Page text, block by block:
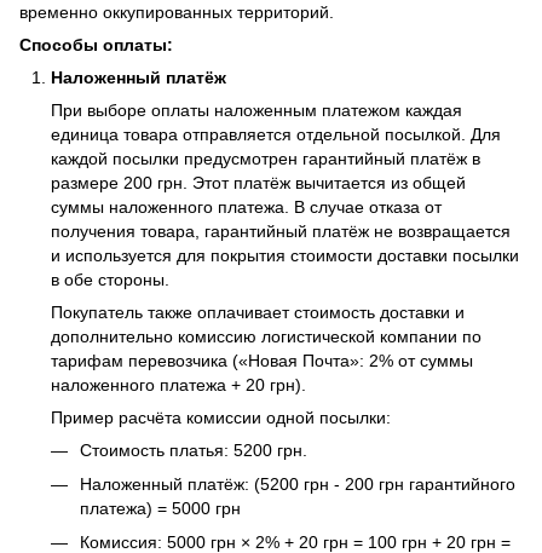
временно оккупированных территорий.
Способы оплаты:
Наложенный платёж
При выборе оплаты наложенным платежом каждая
единица товара отправляется отдельной посылкой. Для
каждой посылки предусмотрен гарантийный платёж в
размере 200 грн. Этот платёж вычитается из общей
суммы наложенного платежа. В случае отказа от
получения товара, гарантийный платёж не возвращается
и используется для покрытия стоимости доставки посылки
в обе стороны.
Покупатель также оплачивает стоимость доставки и
дополнительно комиссию логистической компании по
тарифам перевозчика («Новая Почта»: 2% от суммы
наложенного платежа + 20 грн).
Пример расчёта комиссии одной посылки:
Стоимость платья: 5200 грн.
Наложенный платёж: (5200 грн - 200 грн гарантийного
платежа) = 5000 грн
Комиссия: 5000 грн × 2% + 20 грн = 100 грн + 20 грн =